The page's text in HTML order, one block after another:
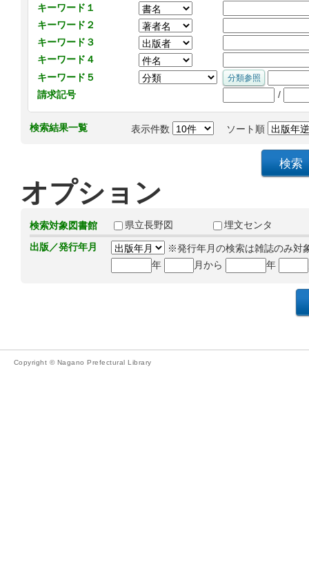
キーワード１
キーワード２
キーワード３
キーワード４
キーワード５
請求記号
/
検索結果一覧 表示件数 ソート順
オプション
検索対象図書館 県立長野図
埋文センタ
出版／発行年月
※発行年月の検索は雑誌のみ対
年
月から 年
Copyright © Nagano Prefectural Library